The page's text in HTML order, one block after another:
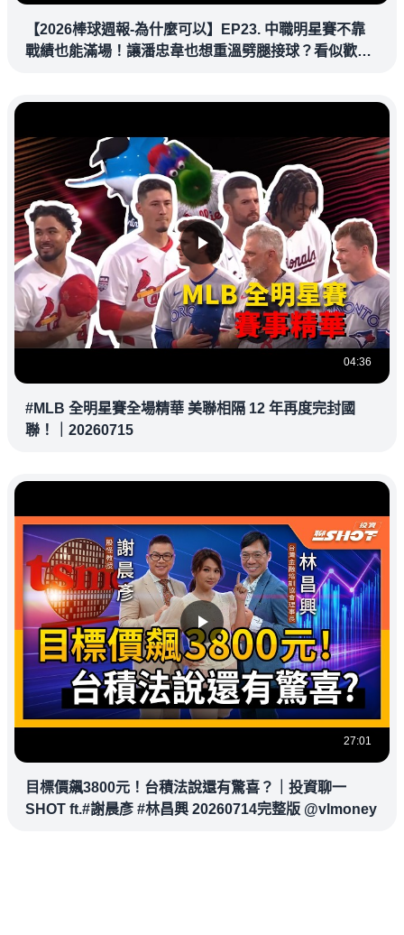
【2026棒球週報-為什麼可以】EP23. 中職明星賽不靠
戰績也能滿場！讓潘忠韋也想重溫劈腿接球？看似歡樂
04:36
#MLB 全明星賽全場精華 美聯相隔 12 年再度完封國
聯！｜20260715
27:01
目標價飆3800元！台積法說還有驚喜？｜投資聊一
SHOT ft.#謝晨彥 #林昌興 20260714完整版 @vlmoney